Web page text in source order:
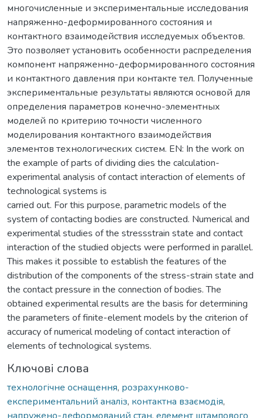
многочисленные и экспериментальные исследования
напряженно-деформированного состояния и
контактного взаимодействия исследуемых объектов.
Это позволяет установить особенности распределения
компонент напряженно-деформированного состояния
и контактного давления при контакте тел. Полученные
экспериментальные результаты являются основой для
определения параметров конечно-элементных
моделей по критерию точности численного
моделирования контактного взаимодействия
элементов технологических систем. EN: In the work on
the example of parts of dividing dies the calculation-
experimental analysis of contact interaction of elements of
technological systems is
carried out. For this purpose, parametric models of the
system of contacting bodies are constructed. Numerical and
experimental studies of the stressstrain state and contact
interaction of the studied objects were performed in parallel.
This makes it possible to establish the features of the
distribution of the components of the stress-strain state and
the contact pressure in the connection of bodies. The
obtained experimental results are the basis for determining
the parameters of finite-element models by the criterion of
accuracy of numerical modeling of contact interaction of
elements of technological systems.
Ключові слова
технологічне оснащення, розрахунково-
експериментальний аналіз, контактна взаємодія,